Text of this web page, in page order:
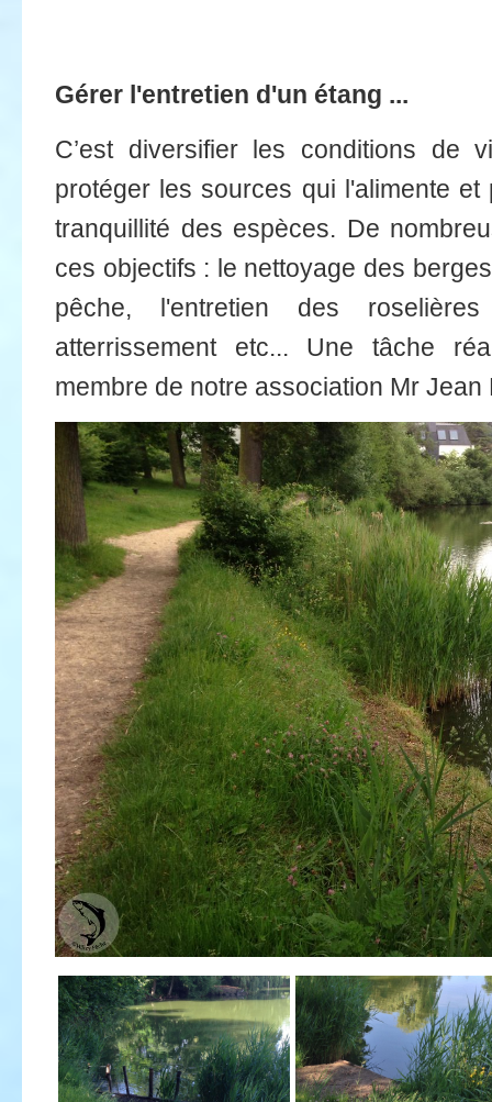
Gérer l'entretien d'un étang ...
C’est diversifier les conditions de
protéger les sources qui l'alimente
tranquillité des espèces. De
ces objectifs : le nettoyage des
pêche, l'entretien des
atterrissement etc... Une tâche
membre de notre association Mr Jean